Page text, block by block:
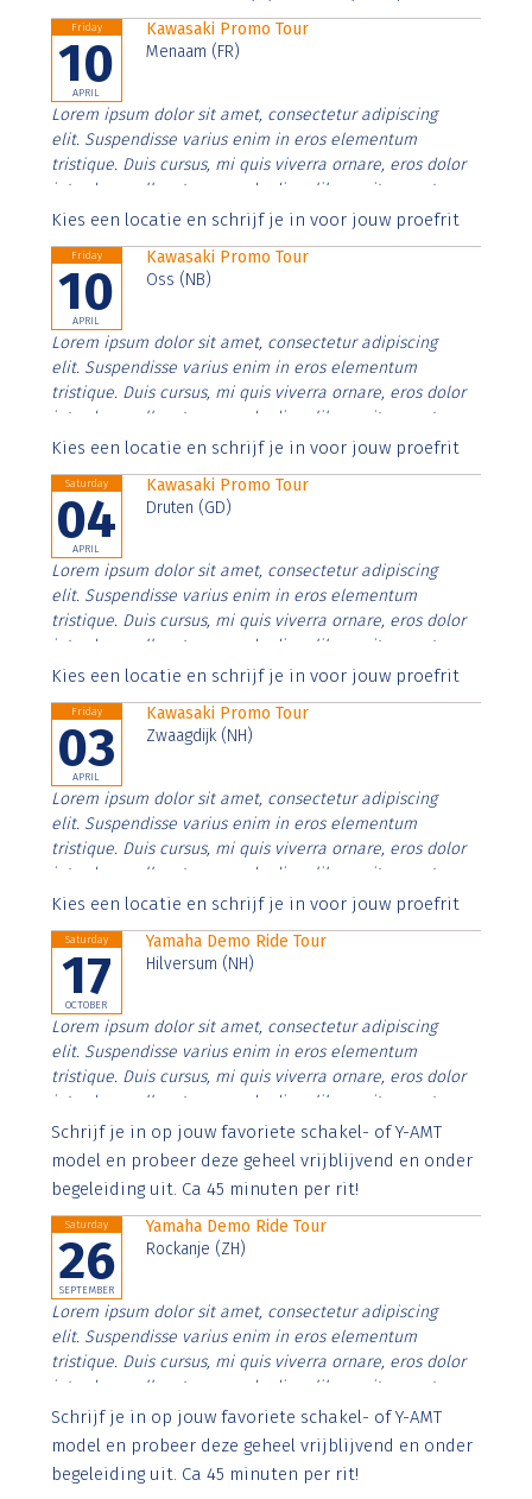
Friday
10
APRIL
Kawasaki Promo Tour
Menaam (FR)
Lorem ipsum dolor sit amet, consectetur adipiscing
elit. Suspendisse varius enim in eros elementum
tristique. Duis cursus, mi quis viverra ornare, eros dolor
interdum nulla, ut commodo diam libero vitae erat.
Aenean faucibus nibh et justo cursus id rutrum lorem
Kies een locatie en schrijf je in voor jouw proefrit
Friday
10
APRIL
Kawasaki Promo Tour
Oss (NB)
Lorem ipsum dolor sit amet, consectetur adipiscing
elit. Suspendisse varius enim in eros elementum
tristique. Duis cursus, mi quis viverra ornare, eros dolor
interdum nulla, ut commodo diam libero vitae erat.
Aenean faucibus nibh et justo cursus id rutrum lorem
Kies een locatie en schrijf je in voor jouw proefrit
Saturday
04
APRIL
Kawasaki Promo Tour
Druten (GD)
Lorem ipsum dolor sit amet, consectetur adipiscing
elit. Suspendisse varius enim in eros elementum
tristique. Duis cursus, mi quis viverra ornare, eros dolor
interdum nulla, ut commodo diam libero vitae erat.
Aenean faucibus nibh et justo cursus id rutrum lorem
Kies een locatie en schrijf je in voor jouw proefrit
Friday
03
APRIL
Kawasaki Promo Tour
Zwaagdijk (NH)
Lorem ipsum dolor sit amet, consectetur adipiscing
elit. Suspendisse varius enim in eros elementum
tristique. Duis cursus, mi quis viverra ornare, eros dolor
interdum nulla, ut commodo diam libero vitae erat.
Aenean faucibus nibh et justo cursus id rutrum lorem
Kies een locatie en schrijf je in voor jouw proefrit
Saturday
17
OCTOBER
Yamaha Demo Ride Tour
Hilversum (NH)
Lorem ipsum dolor sit amet, consectetur adipiscing
elit. Suspendisse varius enim in eros elementum
tristique. Duis cursus, mi quis viverra ornare, eros dolor
interdum nulla, ut commodo diam libero vitae erat.
Aenean faucibus nibh et justo cursus id rutrum lorem
imperdiet. Nunc ut sem vitae risus tristique posuere.
Schrijf je in op jouw favoriete schakel- of Y-AMT
model en probeer deze geheel vrijblijvend en onder
begeleiding uit. Ca 45 minuten per rit!
Saturday
26
SEPTEMBER
Yamaha Demo Ride Tour
Rockanje (ZH)
Lorem ipsum dolor sit amet, consectetur adipiscing
elit. Suspendisse varius enim in eros elementum
tristique. Duis cursus, mi quis viverra ornare, eros dolor
interdum nulla, ut commodo diam libero vitae erat.
Aenean faucibus nibh et justo cursus id rutrum lorem
imperdiet. Nunc ut sem vitae risus tristique posuere.
Schrijf je in op jouw favoriete schakel- of Y-AMT
model en probeer deze geheel vrijblijvend en onder
begeleiding uit. Ca 45 minuten per rit!